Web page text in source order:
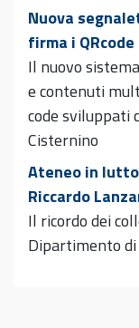
Nuova
firma i QRcode
Il nuovo
e contenuti
code sviluppati
Cisternino
Ateneo in
Riccardo
Il ricordo dei
Dipartimento